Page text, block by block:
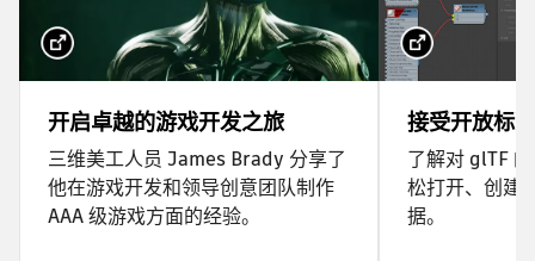
开启卓越的游戏开发之旅
三维美工人员 James Brady 分享了
他在游戏开发和领导创意团队制作
AAA 级游戏方面的经验。
接受开放标准
了解对 glTF
松打开、创建
据。